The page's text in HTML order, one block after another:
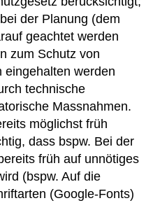
der Planung (dem
geachtet werden
zum Schutz von
eingehalten werden
technische
Massnahmen.
möglichst früh
dass bspw. Bei der
früh auf unnötiges
(bspw. Auf die
(Google-Fonts)